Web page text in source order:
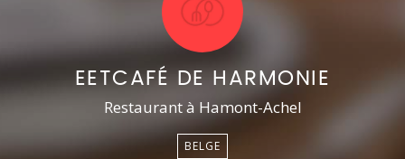
EETCAFÉ DE HARMONIE
Restaurant à Hamont-Achel
BELGE